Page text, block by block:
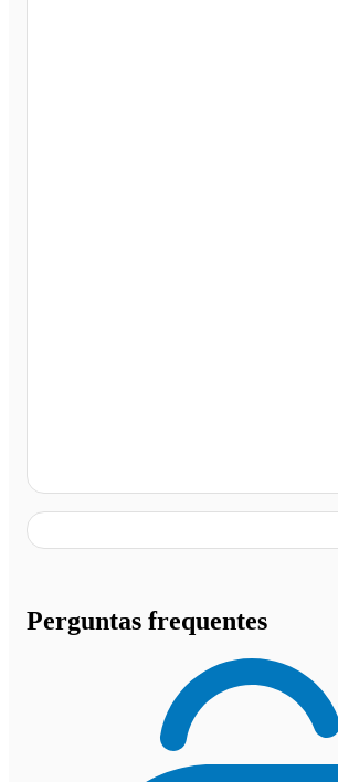
Perguntas frequentes